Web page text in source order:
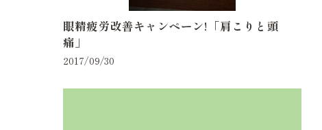
眼精疲労改善キャンペーン!「肩こりと頭
痛」
2017/09/30